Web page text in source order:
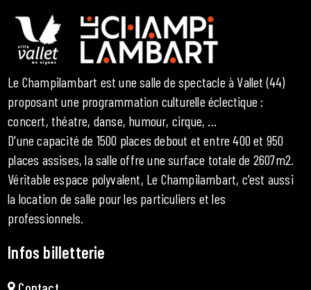
Le Champilambart est une salle de spectacle à Vallet (44)
proposant une programmation culturelle éclectique :
concert, théatre, danse, humour, cirque, ...
D'une capacité de 1500 places debout et entre 400 et 950
places assises, la salle offre une surface totale de 2607m2.
Véritable espace polyvalent, Le Champilambart, c'est aussi
la location de salle pour les particuliers et les
professionnels.
Infos billetterie